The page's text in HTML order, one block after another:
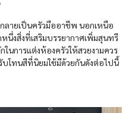
ลายเป็นครัวมืออาชีพ นอกเหนือ
หนึ่งสิ่งที่เสริมบรรยากาศเพิ่มสุนทรี
ในการแต่งห้องครัวให้สวยงามควร
บโทนสีที่นิยมใช้มีด้วยกันดังต่อไปนี้